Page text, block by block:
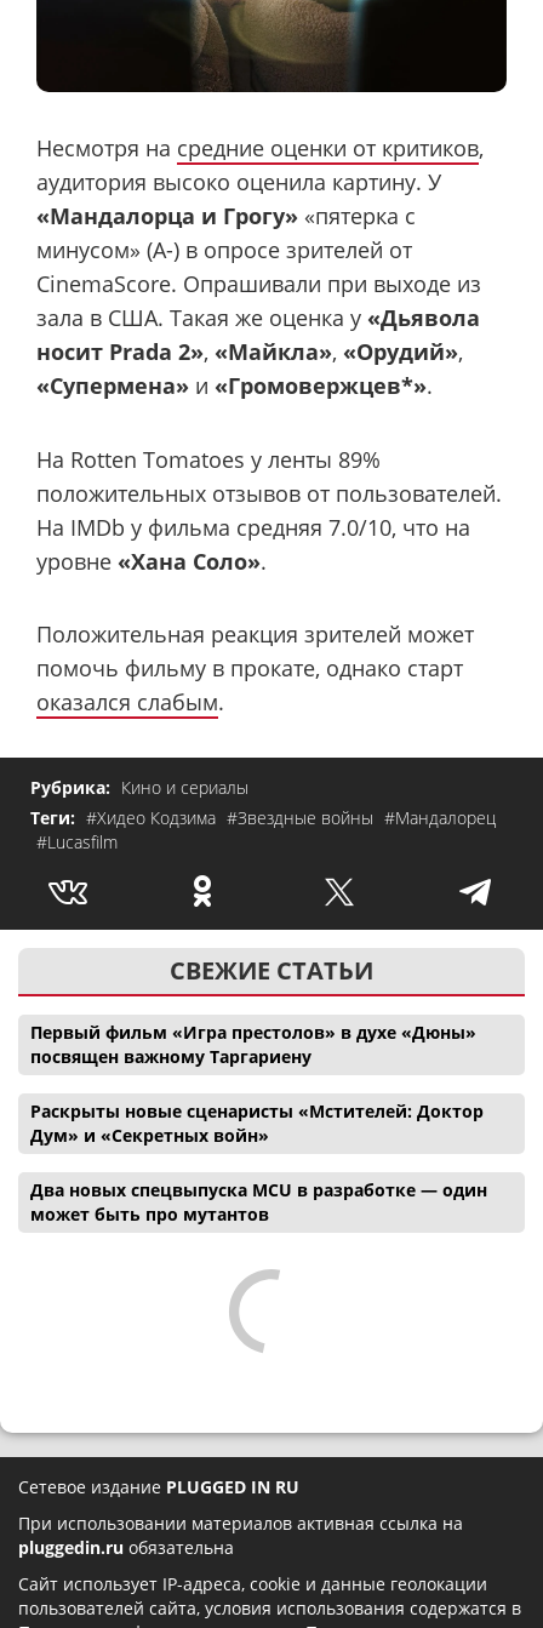
Несмотря на средние оценки от критиков,
аудитория высоко оценила картину. У
«Мандалорца и Грогу» «пятерка с
минусом» (A-) в опросе зрителей от
CinemaScore. Опрашивали при выходе из
зала в США. Такая же оценка у «Дьявола
носит Prada 2», «Майкла», «Орудий»,
«Супермена» и «Громовержцев*».
На Rotten Tomatoes у ленты 89%
положительных отзывов от пользователей.
На IMDb у фильма средняя 7.0/10, что на
уровне «Хана Соло».
Положительная реакция зрителей может
помочь фильму в прокате, однако старт
оказался слабым.
Рубрика: Кино и сериалы
Теги: #Хидео Кодзима #Звездные войны #Мандалорец
#Lucasfilm
СВЕЖИЕ СТАТЬИ
Первый фильм «Игра престолов» в духе «Дюны»
посвящен важному Таргариену
Раскрыты новые сценаристы «Мстителей: Доктор
Дум» и «Секретных войн»
Два новых спецвыпуска MCU в разработке — один
может быть про мутантов
Сетевое издание PLUGGED IN RU
При использовании материалов активная ссылка на
pluggedin.ru обязательна
Сайт использует IP-адреса, cookie и данные геолокации
пользователей сайта, условия использования содержатся в